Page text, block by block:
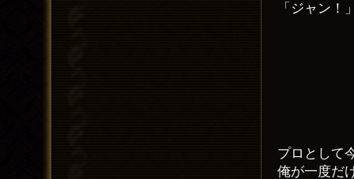
「ジャン！
プロとして
俺が一度だ